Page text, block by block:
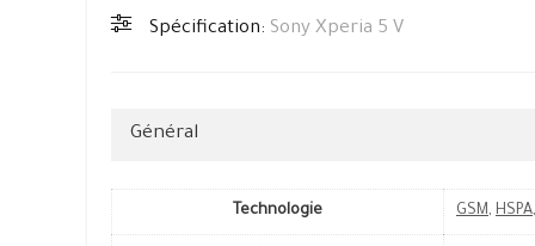
Spécification: Sony Xperia 5 V
Général
Technologie GSM, HSPA,